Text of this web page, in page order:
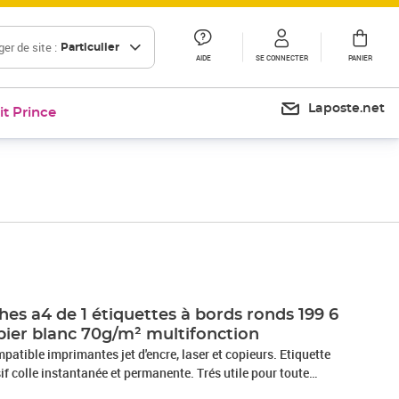
de site : Particulier
AIDE SE CONNECTER PANIER
Prince Laposte.net
a4 de 1 étiquettes à bords ronds 199 6
blanc 70g/m² multifonction
imprimantes jet d'encre, laser et copieurs. Etiquette
colle instantanée et permanente. Trés utile pour toute
-publipostage, timbre, étiquette adresse,étiquette